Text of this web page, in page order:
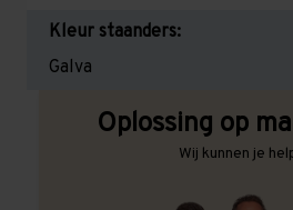
Kleur staanders:
Galva
Oplossing op
Wij kunnen je